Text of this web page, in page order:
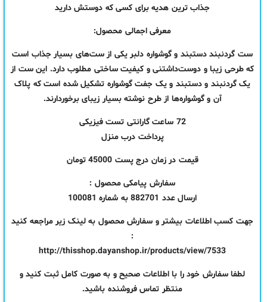
جذاب ترین هدیه برای کسی که دوستش دارید
معرفی اجمالی محصول:
ست گردنبند دستبند و گوشواره دلبر یکی از ست‌های بسیار جذاب است
که طرحی زیبا و دوست‌داشتنی و کیفیت ساختی مطلوب دارد. این ست از
یک گردنبند و دستبند و یک جفت گوشواره تشکیل شده است که پلاک
آن و گوشواره‌ها از طرح نوشته بسیار زیبای برخوردارند.
72 ساعت گارانتی تست فیزیکی
پرداخت درب منزل
قیمت در زمان درج پست 45000 تومان
سفارش پیامکی محصول :
ارسال عدد 882701 به شماره 100081
جهت کسب اطلاعات بیشتر و سفارش محصول به لینک زیر مراجعه کنید
:
http://thisshop.dayanshop.ir/products/view/7533
لطفا سفارش خود را با اطلاعات صحیح و به صورت کامل ثبت کنید و
منتظر تماس فروشنده باشید.